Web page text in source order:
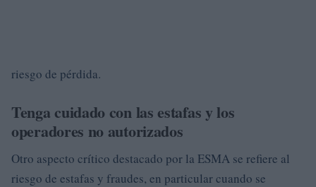
riesgo de pérdida.
Tenga cuidado con las estafas y los
operadores no autorizados
Otro aspecto crítico destacado por la ESMA se refiere al
riesgo de estafas y fraudes, en particular cuando se